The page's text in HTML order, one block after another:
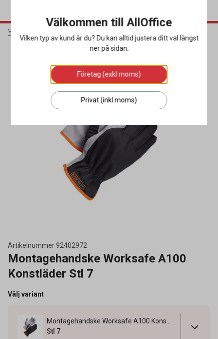
Yrkeskläder & Skydd
Artikelnummer92402972
Montagehandske Worksafe A100
Konstläder Stl 7
Välj variant
Stl 7
Välkommen till AllOffice
Vilken typ av kund är du? Du kan alltid justera ditt val längst
ner på sidan.
Företag (exkl moms)
Privat (inkl moms)